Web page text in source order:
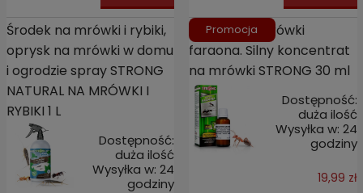
Środek na mrówki i rybiki,
oprysk na mrówki w domu
i ogrodzie spray STRONG
NATURAL NA MRÓWKI I
RYBIKI 1 L
Dostępność:
duża ilość
Wysyłka w: 24
godziny
Oprysk na mrówki
faraona. Silny koncentrat
na mrówki STRONG 30 ml
Dostępność:
duża ilość
Wysyłka w: 24
godziny
19,99 zł
Promocja